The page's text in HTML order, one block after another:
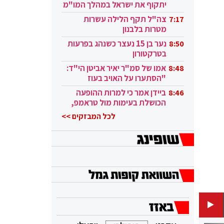
יתקוף את ישראל במהלך המו"מ
בקטאר" 7:17 צה"ל תקף הלילה עשרות
מטרות בלבנון
8:50
נער בן 15 נעצר כשנהג בפרעות
בטרקטורון
8:48 אמו של סמ"ר יאיר אביטן הי"ד:
"הסתערו על האויב בעוז
ובגבורה" 8:46 ביידן אמר כי למרות ההופעה
הכושלת בעימות מול טראמפ,
לכל המבזקים >>